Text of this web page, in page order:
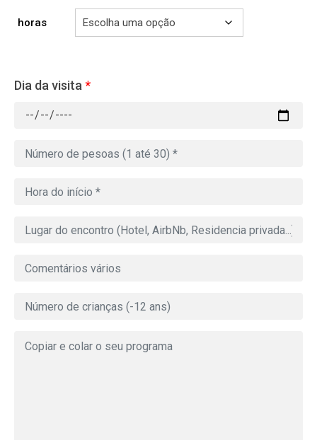
horas
Dia da visita *